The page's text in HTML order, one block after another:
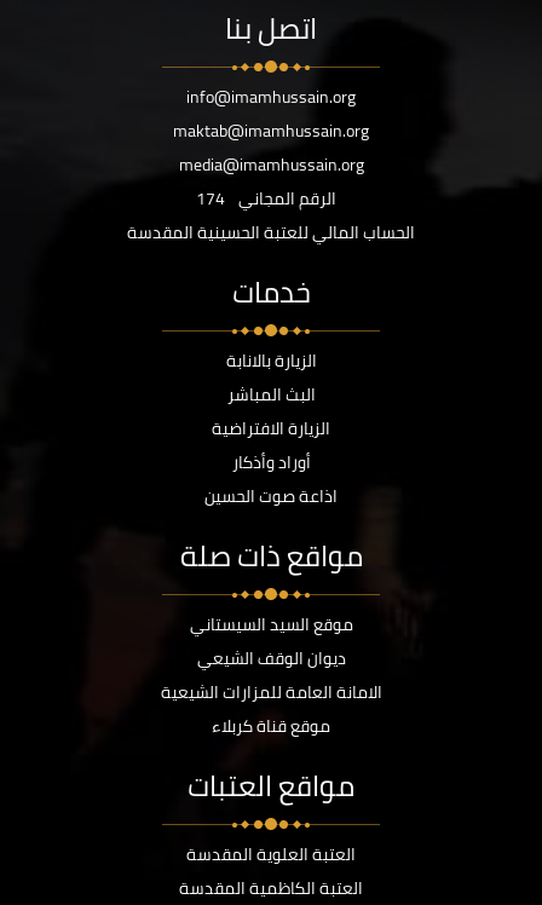
اتصل بنا
info@imamhussain.org
maktab@imamhussain.org
media@imamhussain.org
الرقم المجاني 174
الحساب المالي للعتبة الحسينية المقدسة
خدمات
الزيارة بالانابة
البث المباشر
الزيارة الافتراضية
أوراد وأذكار
اذاعة صوت الحسين
مواقع ذات صلة
موقع السيد السيستاني
ديوان الوقف الشيعي
الامانة العامة للمزارات الشيعية
موقع قناة كربلاء
مواقع العتبات
العتبة العلوية المقدسة
العتبة الكاظمية المقدسة